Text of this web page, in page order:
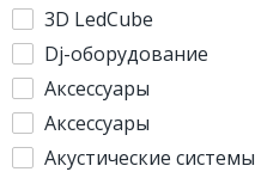
3D LedCube
Dj-оборудование
Аксессуары
Аксессуары
Акустические системы